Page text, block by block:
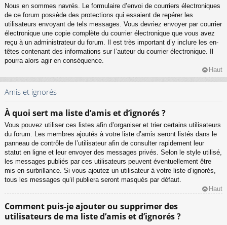
Nous en sommes navrés. Le formulaire d’envoi de courriers électroniques
de ce forum possède des protections qui essaient de repérer les
utilisateurs envoyant de tels messages. Vous devriez envoyer par courrier
électronique une copie complète du courrier électronique que vous avez
reçu à un administrateur du forum. Il est très important d’y inclure les en-
têtes contenant des informations sur l’auteur du courrier électronique. Il
pourra alors agir en conséquence.
Haut
Amis et ignorés
À quoi sert ma liste d’amis et d’ignorés ?
Vous pouvez utiliser ces listes afin d’organiser et trier certains utilisateurs
du forum. Les membres ajoutés à votre liste d’amis seront listés dans le
panneau de contrôle de l’utilisateur afin de consulter rapidement leur
statut en ligne et leur envoyer des messages privés. Selon le style utilisé,
les messages publiés par ces utilisateurs peuvent éventuellement être
mis en surbrillance. Si vous ajoutez un utilisateur à votre liste d’ignorés,
tous les messages qu’il publiera seront masqués par défaut.
Haut
Comment puis-je ajouter ou supprimer des
utilisateurs de ma liste d’amis et d’ignorés ?